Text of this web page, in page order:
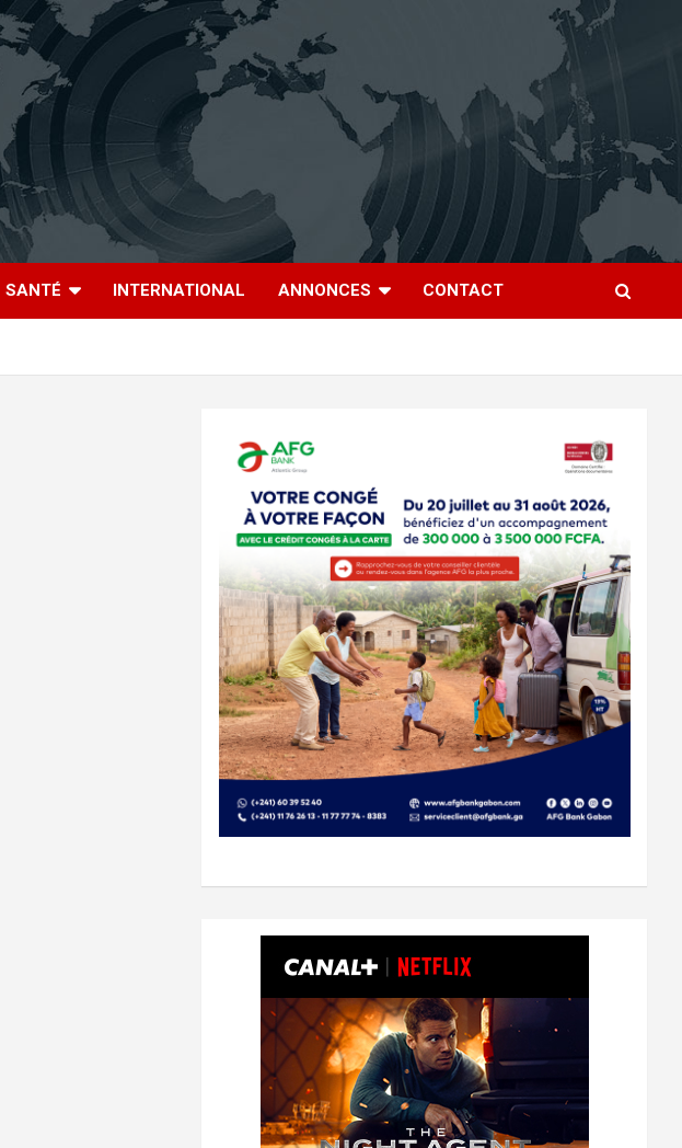
SANTÉ INTERNATIONAL ANNONCES CONTACT